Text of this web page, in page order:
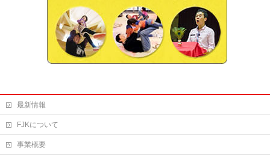
最新情報
FJKについて
事業概要